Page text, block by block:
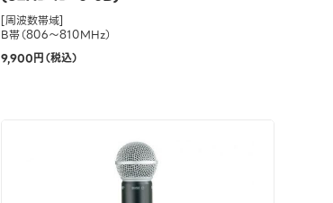
[周波数帯域]
B帯（806～810MHz）
9,900円（税込）